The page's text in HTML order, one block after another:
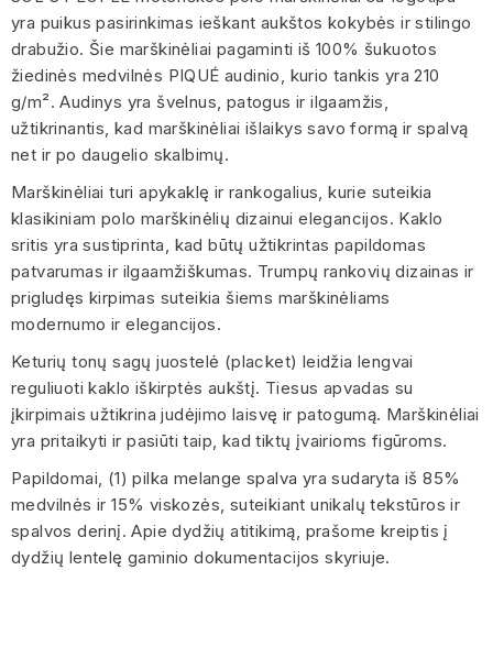
yra puikus pasirinkimas ieškant aukštos kokybės ir stilingo
drabužio. Šie marškinėliai pagaminti iš 100% šukuotos
žiedinės medvilnės PIQUÉ audinio, kurio tankis yra 210
g/m². Audinys yra švelnus, patogus ir ilgaamžis,
užtikrinantis, kad marškinėliai išlaikys savo formą ir spalvą
net ir po daugelio skalbimų.
Marškinėliai turi apykaklę ir rankogalius, kurie suteikia
klasikiniam polo marškinėlių dizainui elegancijos. Kaklo
sritis yra sustiprinta, kad būtų užtikrintas papildomas
patvarumas ir ilgaamžiškumas. Trumpų rankovių dizainas ir
prigludęs kirpimas suteikia šiems marškinėliams
modernumo ir elegancijos.
Keturių tonų sagų juostelė (placket) leidžia lengvai
reguliuoti kaklo iškirptės aukštį. Tiesus apvadas su
įkirpimais užtikrina judėjimo laisvę ir patogumą. Marškinėliai
yra pritaikyti ir pasiūti taip, kad tiktų įvairioms figūroms.
Papildomai, (1) pilka melange spalva yra sudaryta iš 85%
medvilnės ir 15% viskozės, suteikiant unikalų tekstūros ir
spalvos derinį. Apie dydžių atitikimą, prašome kreiptis į
dydžių lentelę gaminio dokumentacijos skyriuje.